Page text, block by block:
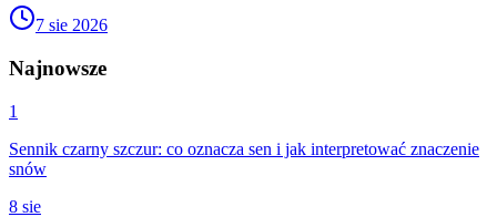
7 sie 2026
Najnowsze
1
Sennik czarny szczur: co oznacza sen i jak interpretować znaczenie
snów
8 sie